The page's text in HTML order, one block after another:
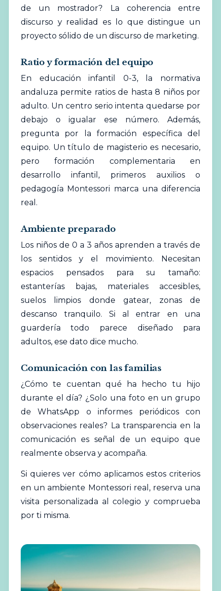
de un mostrador? La coherencia entre
discurso y realidad es lo que distingue un
proyecto sólido de un discurso de marketing.
Ratio y formación del equipo
En educación infantil 0-3, la normativa
andaluza permite ratios de hasta 8 niños por
adulto. Un centro serio intenta quedarse por
debajo o igualar ese número. Además,
pregunta por la formación específica del
equipo. Un título de magisterio es necesario,
pero formación complementaria en
desarrollo infantil, primeros auxilios o
pedagogía Montessori marca una diferencia
real.
Ambiente preparado
Los niños de 0 a 3 años aprenden a través de
los sentidos y el movimiento. Necesitan
espacios pensados para su tamaño:
estanterías bajas, materiales accesibles,
suelos limpios donde gatear, zonas de
descanso tranquilo. Si al entrar en una
guardería todo parece diseñado para
adultos, ese dato dice mucho.
Comunicación con las familias
¿Cómo te cuentan qué ha hecho tu hijo
durante el día? ¿Solo una foto en un grupo
de WhatsApp o informes periódicos con
observaciones reales? La transparencia en la
comunicación es señal de un equipo que
realmente observa y acompaña.
Si quieres ver cómo aplicamos estos criterios
en un ambiente Montessori real, reserva una
visita personalizada al colegio y comprueba
por ti misma.